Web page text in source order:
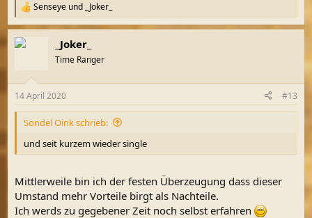
R
e
a
k
e
n
Senseye und _Joker_
_Joker_
Time Ranger
14 April 2020 #13
Sondel Oink schrieb:
und seit kurzem wieder single
Mittlerweile bin ich der festen Überzeugung dass dieser
Umstand mehr Vorteile birgt als Nachteile.
Ich werds zu gegebener Zeit noch selbst erfahren